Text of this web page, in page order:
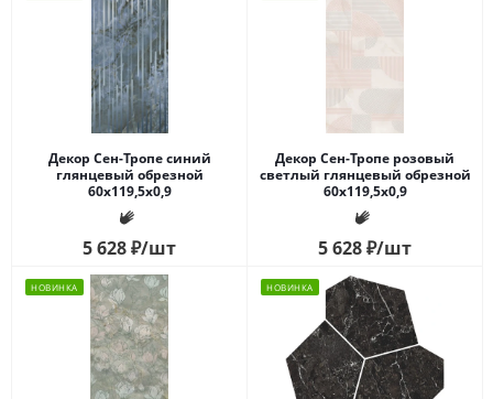
Декор Сен-Тропе синий
глянцевый обрезной
60x119,5x0,9
5 628₽/шт
Декор Сен-Тропе розовый
светлый глянцевый обрезной
60x119,5x0,9
5 628₽/шт
НОВИНКА НОВИНКА